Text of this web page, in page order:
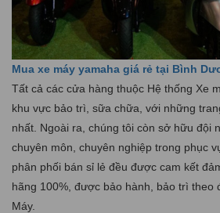
Mua xe máy yamaha giá rẻ tại Bình
Tất cả các cửa hàng thuộc Hệ thống Xe
khu vực bảo trì, sữa chữa, với những
nhất. Ngoài ra, chúng tôi còn sở hữu đội
chuyên môn, chuyên nghiệp trong phục
phân phối bán sỉ lẻ đều được cam kết
hãng 100%, được bảo hành, bảo trì theo
Máy.